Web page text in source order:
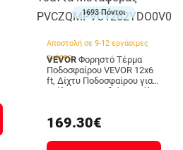
1693 Πόντοι
Αποστολή σε 9-12 εργάσιμες
ημέρες
VEVOR
Ποδοσφαίρου VEVOR 12x6
ft, Δίχτυ Ποδοσφαίρου για
Ενήλικες & Παιδιά, Μεγάλο
Συνθήκες, με Τσάντα
PVCZQMPVC1262YDO0V0
169.30€